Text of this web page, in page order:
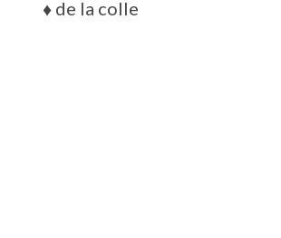
♦ de la colle